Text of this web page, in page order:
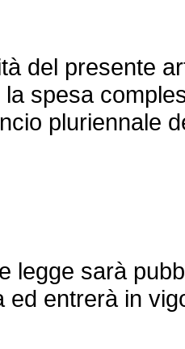
del presente
spesa
pluriennale
sarà
ed entrerà in